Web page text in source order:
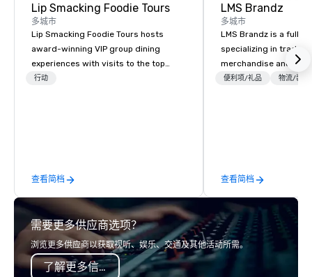
Lip Smacking Foodie Tours
多城市
Lip Smacking Foodie Tours hosts
award-winning VIP group dining
experiences with visits to the top
restaurants throughout the United
and craft cocktails at each venue, all
with complete VIP service. This unique
experience gives guests the
opportunity to sit next to different
colleagues at each venue to mix,
mingle, and easily network. Each tour
is led by a professional guide
行动
查看简档
LMS Brandz
多城市
LMS Brandz is a full-
specializing in trade
merchandise and
booth giveaways and
years of industry
commitment to
service set us apart.
smart, reliable
make the end-user
seamless from start to
便利项/礼品 物流/装饰
查看简档
需要更多供应商选项？
浏览更多供应商以获取视听、娱乐、交通及其他活动所需。
了解更多信息